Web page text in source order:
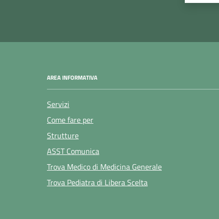
AREA INFORMATIVA
Servizi
Come fare per
Strutture
ASST Comunica
Trova Medico di Medicina Generale
Trova Pediatra di Libera Scelta